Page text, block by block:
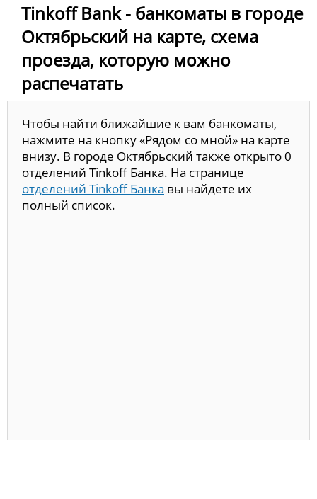
Tinkoff Bank - банкоматы в городе
Октябрьский на карте, схема
проезда, которую можно
распечатать
Чтобы найти ближайшие к вам банкоматы,
нажмите на кнопку «Рядом со мной» на карте
внизу. В городе Октябрьский также открыто 0
отделений Tinkoff Банка. На странице
отделений Tinkoff Банка вы найдете их
полный список.